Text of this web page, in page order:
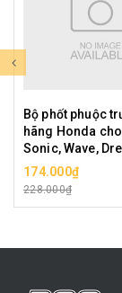
Bộ phốt phuộc
hãng Honda
Sonic, Wave,
xe phổ thông cỡ
174.000₫
228.000₫